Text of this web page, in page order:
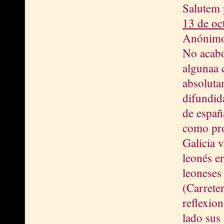
13 de
No
algunaa
de
como
Galicia
leonés
lado